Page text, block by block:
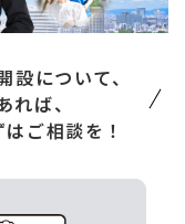
設について、
れば、
ご相談を！